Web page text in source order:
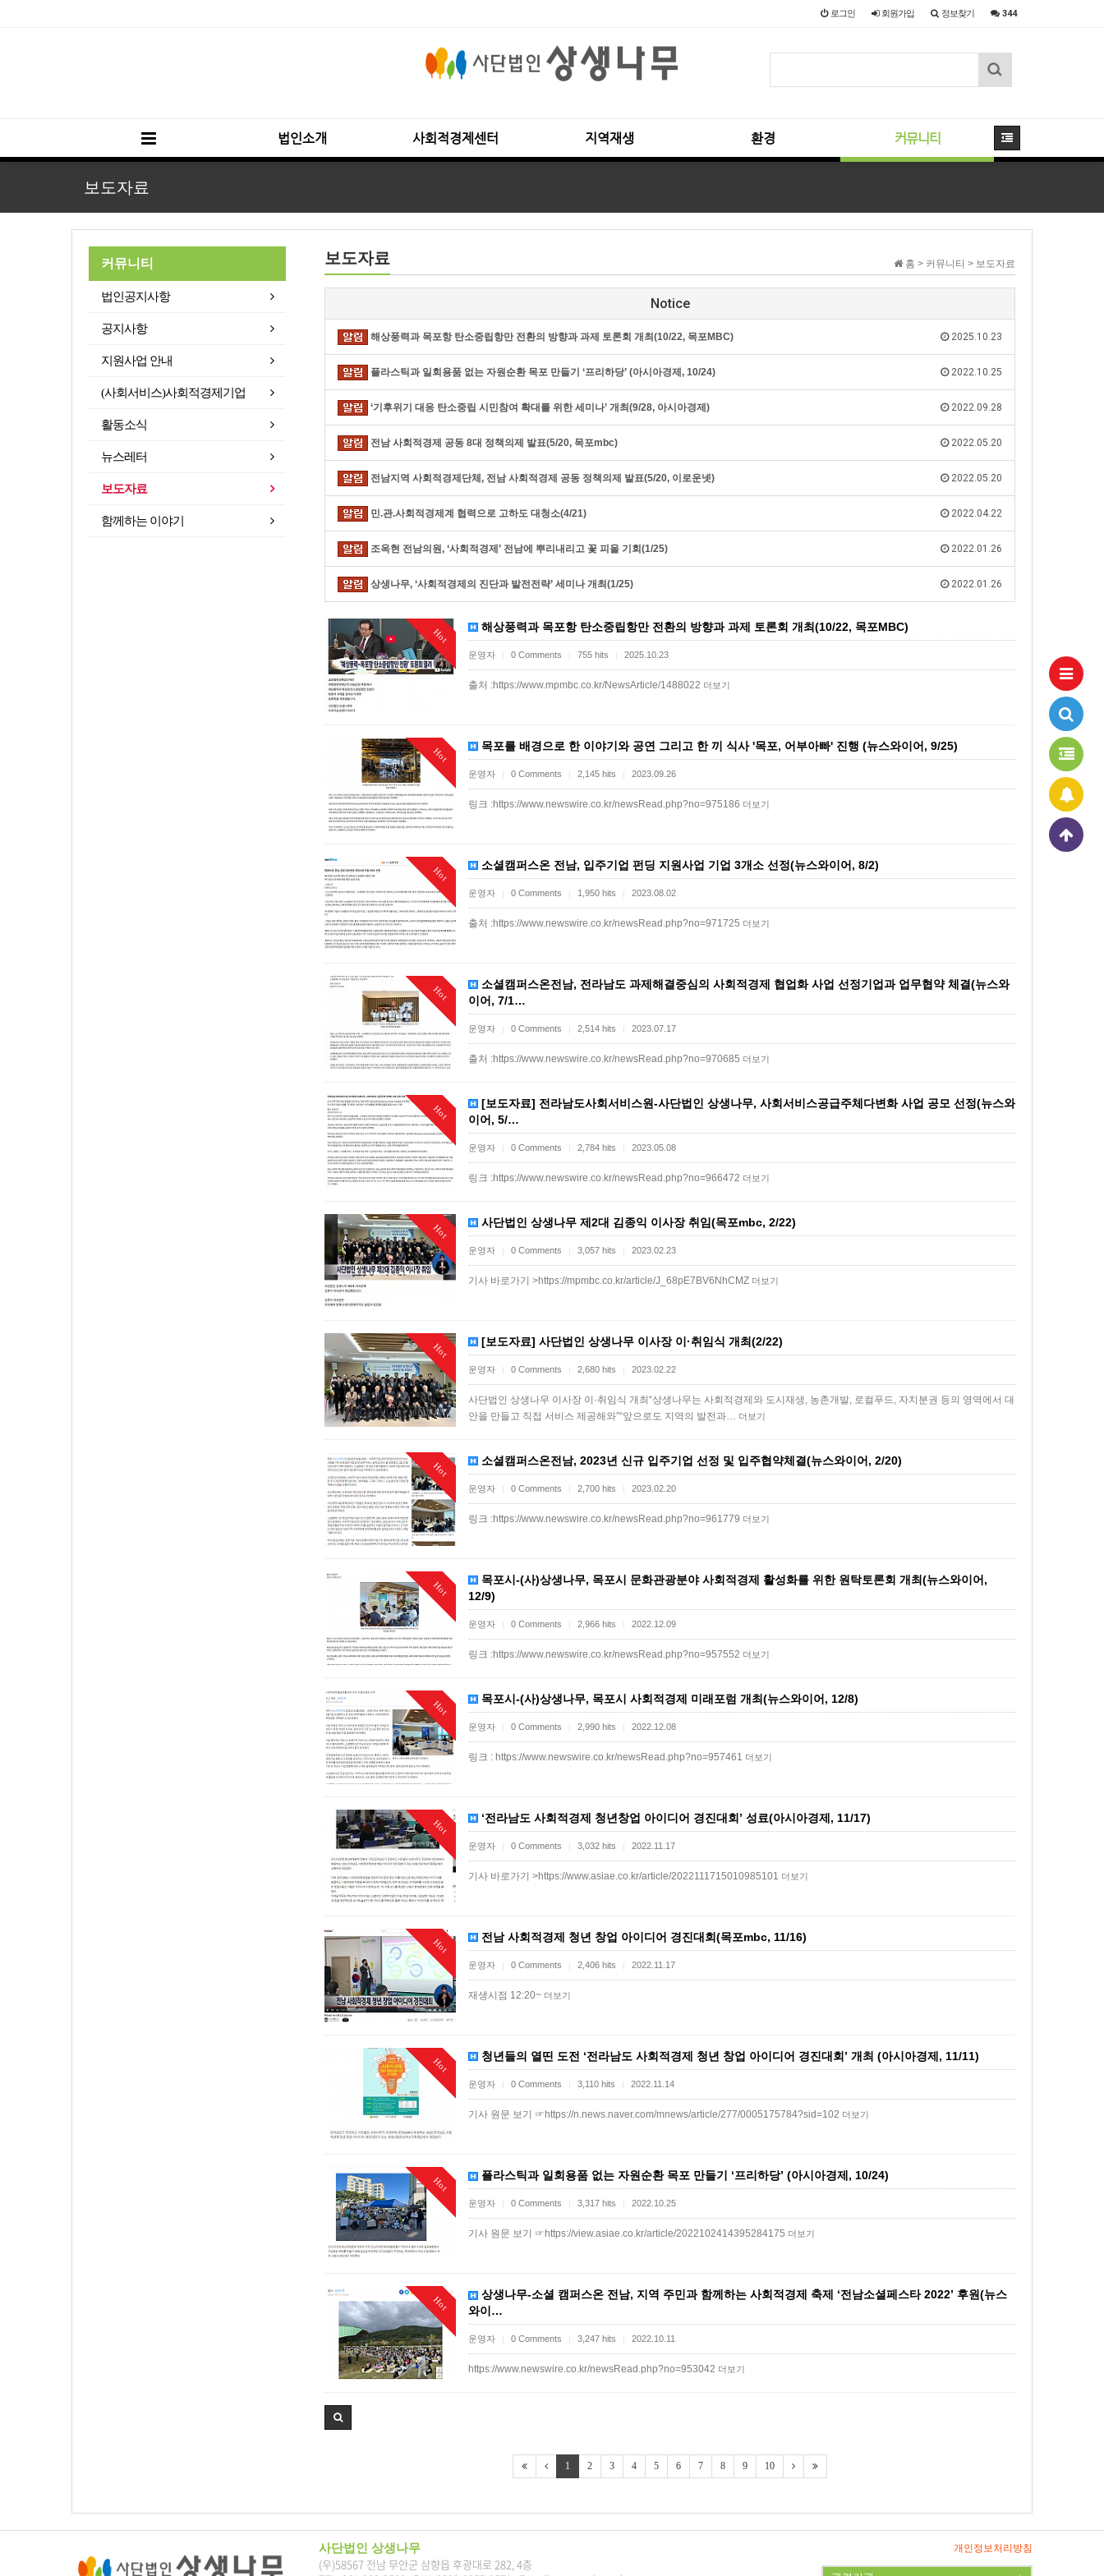
로그인 회원가입 정보찾기 344
법인소개 사회적경제센터 지역재생 환경 커뮤니티
보도자료
홈 > 커뮤니티 > 보도자료
보도자료
Notice
2025.10.23
해상풍력과 목포항 탄소중립항만 전환의 방향과 과제 토론회 개최(10/22, 목포MBC)
2022.10.25
플라스틱과 일회용품 없는 자원순환 목포 만들기 ‘프리하당’ (아시아경제, 10/24)
2022.09.28
‘기후위기 대응 탄소중립 시민참여 확대를 위한 세미나’ 개최(9/28, 아시아경제)
2022.05.20
전남 사회적경제 공동 8대 정책의제 발표(5/20, 목포mbc)
2022.05.20
전남지역 사회적경제단체, 전남 사회적경제 공동 정책의제 발표(5/20, 이로운넷)
2022.04.22
민.관.사회적경제계 협력으로 고하도 대청소(4/21)
2022.01.26
조옥현 전남의원, ‘사회적경제’ 전남에 뿌리내리고 꽃 피울 기회(1/25)
2022.01.26
상생나무, ‘사회적경제의 진단과 발전전략’ 세미나 개최(1/25)
Hot 해상풍력과 목포항 탄소중립항만 전환의 방향과 과제 토론회 개최(10/22, 목포MBC)
운영자 | 0 Comments | 755 hits | 2025.10.23
출처 :https://www.mpmbc.co.kr/NewsArticle/1488022 더보기
Hot 목포를 배경으로 한 이야기와 공연 그리고 한 끼 식사 '목포, 어부아빠' 진행 (뉴스와이어, 9/25)
운영자 | 0 Comments | 2,145 hits | 2023.09.26
링크 :https://www.newswire.co.kr/newsRead.php?no=975186 더보기
Hot 소셜캠퍼스온 전남, 입주기업 펀딩 지원사업 기업 3개소 선정(뉴스와이어, 8/2)
운영자 | 0 Comments | 1,950 hits | 2023.08.02
출처 :https://www.newswire.co.kr/newsRead.php?no=971725 더보기
Hot
소셜캠퍼스온전남, 전라남도 과제해결중심의 사회적경제 협업화 사업 선정기업과 업무협약 체결(뉴스와
이어, 7/1…
운영자 | 0 Comments | 2,514 hits | 2023.07.17
출처 :https://www.newswire.co.kr/newsRead.php?no=970685 더보기
Hot
[보도자료] 전라남도사회서비스원-사단법인 상생나무, 사회서비스공급주체다변화 사업 공모 선정(뉴스와
이어, 5/…
운영자 | 0 Comments | 2,784 hits | 2023.05.08
링크 :https://www.newswire.co.kr/newsRead.php?no=966472 더보기
Hot 사단법인 상생나무 제2대 김종익 이사장 취임(목포mbc, 2/22)
운영자 | 0 Comments | 3,057 hits | 2023.02.23
기사 바로가기 >https://mpmbc.co.kr/article/J_68pE7BV6NhCMZ 더보기
Hot [보도자료] 사단법인 상생나무 이사장 이·취임식 개최(2/22)
운영자 | 0 Comments | 2,680 hits | 2023.02.22
사단법인 상생나무 이사장 이·취임식 개최“상생나무는 사회적경제와 도시재생, 농촌개발, 로컬푸드, 자치분권 등의 영역에서 대
안을 만들고 직접 서비스 제공해와”“앞으로도 지역의 발전과… 더보기
Hot 소셜캠퍼스온전남, 2023년 신규 입주기업 선정 및 입주협약체결(뉴스와이어, 2/20)
운영자 | 0 Comments | 2,700 hits | 2023.02.20
링크 :https://www.newswire.co.kr/newsRead.php?no=961779 더보기
Hot
목포시-(사)상생나무, 목포시 문화관광분야 사회적경제 활성화를 위한 원탁토론회 개최(뉴스와이어,
12/9)
운영자 | 0 Comments | 2,966 hits | 2022.12.09
링크 :https://www.newswire.co.kr/newsRead.php?no=957552 더보기
Hot 목포시-(사)상생나무, 목포시 사회적경제 미래포럼 개최(뉴스와이어, 12/8)
운영자 | 0 Comments | 2,990 hits | 2022.12.08
링크 : https://www.newswire.co.kr/newsRead.php?no=957461 더보기
Hot ‘전라남도 사회적경제 청년창업 아이디어 경진대회’ 성료(아시아경제, 11/17)
운영자 | 0 Comments | 3,032 hits | 2022.11.17
기사 바로가기 >https://www.asiae.co.kr/article/2022111715010985101 더보기
Hot 전남 사회적경제 청년 창업 아이디어 경진대회(목포mbc, 11/16)
운영자 | 0 Comments | 2,406 hits | 2022.11.17
재생시점 12:20~ 더보기
Hot 청년들의 열띤 도전 ‘전라남도 사회적경제 청년 창업 아이디어 경진대회’ 개최 (아시아경제, 11/11)
운영자 | 0 Comments | 3,110 hits | 2022.11.14
기사 원문 보기 ☞https://n.news.naver.com/mnews/article/277/0005175784?sid=102 더보기
Hot 플라스틱과 일회용품 없는 자원순환 목포 만들기 ‘프리하당’ (아시아경제, 10/24)
운영자 | 0 Comments | 3,317 hits | 2022.10.25
기사 원문 보기 ☞https://view.asiae.co.kr/article/2022102414395284175 더보기
Hot
상생나무-소셜 캠퍼스온 전남, 지역 주민과 함께하는 사회적경제 축제 ‘전남소셜페스타 2022’ 후원(뉴스
와이…
운영자 | 0 Comments | 3,247 hits | 2022.10.11
https://www.newswire.co.kr/newsRead.php?no=953042 더보기
1 2 3 4 5 6 7 8 9 10
커뮤니티
법인공지사항
공지사항
지원사업 안내
(사회서비스)사회적경제기업
활동소식
뉴스레터
보도자료
함께하는 이야기
사단법인 상생나무
(우)58567 전남 무안군 삼향읍 후광대로 282, 4층
개인정보처리방침